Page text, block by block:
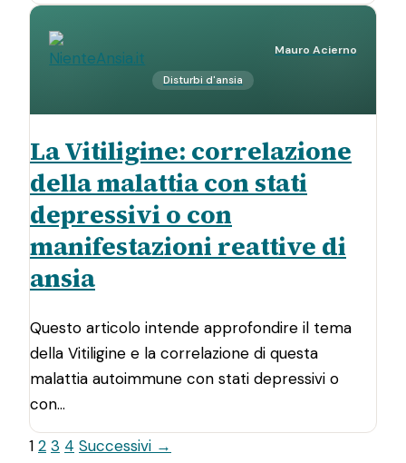
Mauro Acierno
Disturbi d'ansia
La Vitiligine: correlazione
della malattia con stati
depressivi o con
manifestazioni reattive di
ansia
Questo articolo intende approfondire il tema
della Vitiligine e la correlazione di questa
malattia autoimmune con stati depressivi o
con…
1 2 3 4 Successivi →